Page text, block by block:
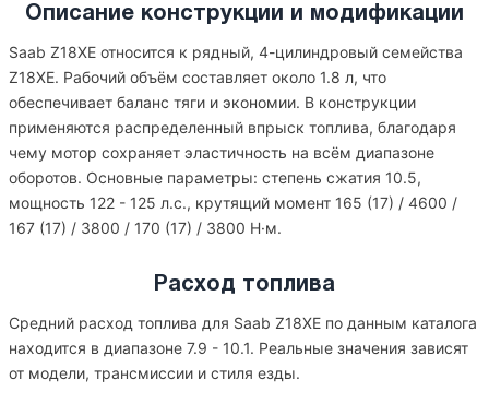
Описание конструкции и модификации
Saab Z18XE относится к рядный, 4-цилиндровый семейства
Z18XE. Рабочий объём составляет около 1.8 л, что
обеспечивает баланс тяги и экономии. В конструкции
применяются распределенный впрыск топлива, благодаря
чему мотор сохраняет эластичность на всём диапазоне
оборотов. Основные параметры: степень сжатия 10.5,
мощность 122 - 125 л.с., крутящий момент 165 (17) / 4600 /
167 (17) / 3800 / 170 (17) / 3800 Н·м.
Расход топлива
Средний расход топлива для Saab Z18XE по данным каталога
находится в диапазоне 7.9 - 10.1. Реальные значения зависят
от модели, трансмиссии и стиля езды.